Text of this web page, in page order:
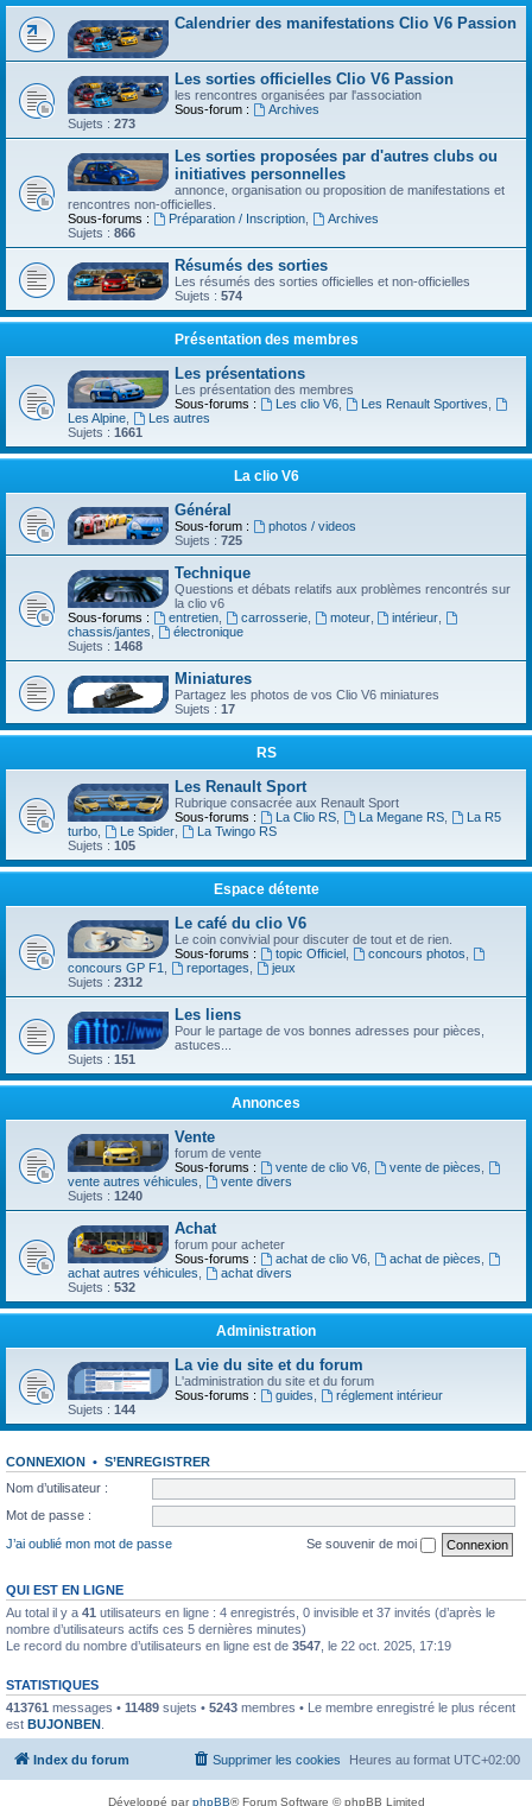
Calendrier des manifestations Clio V6 Passion
Les sorties officielles Clio V6 Passion
les rencontres organisées par l'association
Sous-forum :
Archives
Sujets : 273
Les sorties proposées par d'autres clubs ou
initiatives personnelles
annonce, organisation ou proposition de manifestations et
rencontres non-officielles.
Sous-forums :
Préparation / Inscription,
Archives
Sujets : 866
Résumés des sorties
Les résumés des sorties officielles et non-officielles
Sujets : 574
Présentation des membres
Les présentations
Les présentation des membres
Sous-forums :
Les clio V6, Les Renault Sportives,
Les Alpine,
Les autres
Sujets : 1661
La clio V6
Général
Sous-forum :
photos / videos
Sujets : 725
Technique
Questions et débats relatifs aux problèmes rencontrés sur
la clio v6
Sous-forums :
entretien, carrosserie, moteur, intérieur,
chassis/jantes,
électronique
Sujets : 1468
Miniatures
Partagez les photos de vos Clio V6 miniatures
Sujets : 17
RS
Les Renault Sport
Rubrique consacrée aux Renault Sport
Sous-forums :
La Clio RS, La Megane RS,
La R5
turbo, Le Spider,
La Twingo RS
Sujets : 105
Espace détente
Le café du clio V6
Le coin convivial pour discuter de tout et de rien.
Sous-forums :
topic Officiel , concours photos,
concours GP F1, reportages,
jeux
Sujets : 2312
Les liens
Pour le partage de vos bonnes adresses pour pièces,
astuces...
Sujets : 151
Annonces
Vente
forum de vente
Sous-forums :
vente de clio V6, vente de pièces,
vente autres véhicules,
vente divers
Sujets : 1240
Achat
forum pour acheter
Sous-forums :
achat de clio V6, achat de pièces,
achat autres véhicules,
achat divers
Sujets : 532
Administration
La vie du site et du forum
L'administration du site et du forum
Sous-forums :
guides,
réglement intérieur
Sujets : 144
CONNEXION • S’ENREGISTRER
Nom d’utilisateur :
Mot de passe :
J’ai oublié mon mot de passe
Se souvenir de moi
QUI EST EN LIGNE
Au total il y a 41 utilisateurs en ligne : 4 enregistrés, 0 invisible et 37 invités (d’après le
nombre d’utilisateurs actifs ces 5 dernières minutes)
Le record du nombre d’utilisateurs en ligne est de 3547 , le 22 oct. 2025, 17:19
STATISTIQUES
413761 messages • 11489 sujets • 5243 membres • Le membre enregistré le plus récent
est BUJONBEN
Index du forum Heures au format UTC+02:00
Supprimer les cookies
Développé parphpBB® Forum Software © phpBB Limited